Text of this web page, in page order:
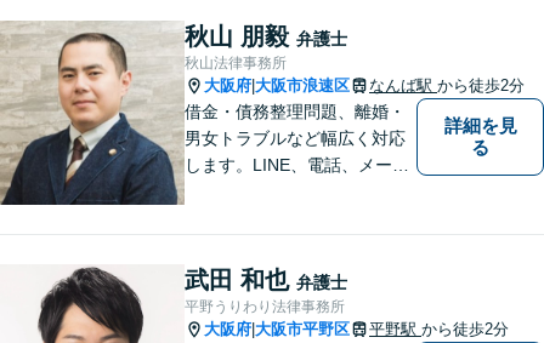
の弁護を大切にしておりま
す。【LINEやメールの問い合
わせ可】
秋山 朋毅 弁護士
秋山法律事務所
大阪府 大阪市浪速区 なんば駅 から徒歩2分
借金・債務整理問題、離婚・
男女トラブルなど幅広く対応
します。LINE、電話、メー
をできるだけ少なく！相談し
やすい環境づくりに努め、納
得できる解決を目指します！
詳細を見
る
武田 和也 弁護士
平野うりわり法律事務所
大阪府 大阪市平野区 平野駅 から徒歩2分